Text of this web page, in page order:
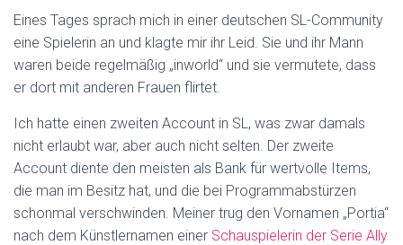
Eines Tages sprach mich in einer deutschen SL-Community
eine Spielerin an und klagte mir ihr Leid. Sie und ihr Mann
waren beide regelmäßig „inworld“ und sie vermutete, dass
er dort mit anderen Frauen flirtet.
Ich hatte einen zweiten Account in SL, was zwar damals
nicht erlaubt war, aber auch nicht selten. Der zweite
Account diente den meisten als Bank für wertvolle Items,
die man im Besitz hat, und die bei Programmabstürzen
schonmal verschwinden. Meiner trug den Vornamen „Portia“
nach dem Künstlernamen einer Schauspielerin der Serie Ally